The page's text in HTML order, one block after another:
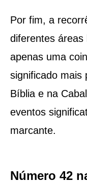
Por fim, a
diferentes áreas
apenas uma
significado mais
Bíblia e na
eventos
marcante.
Número 42